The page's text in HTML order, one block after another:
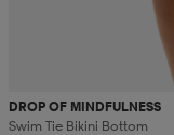
DROP OF MINDFULNESS
Swim Tie Bikini Bottom